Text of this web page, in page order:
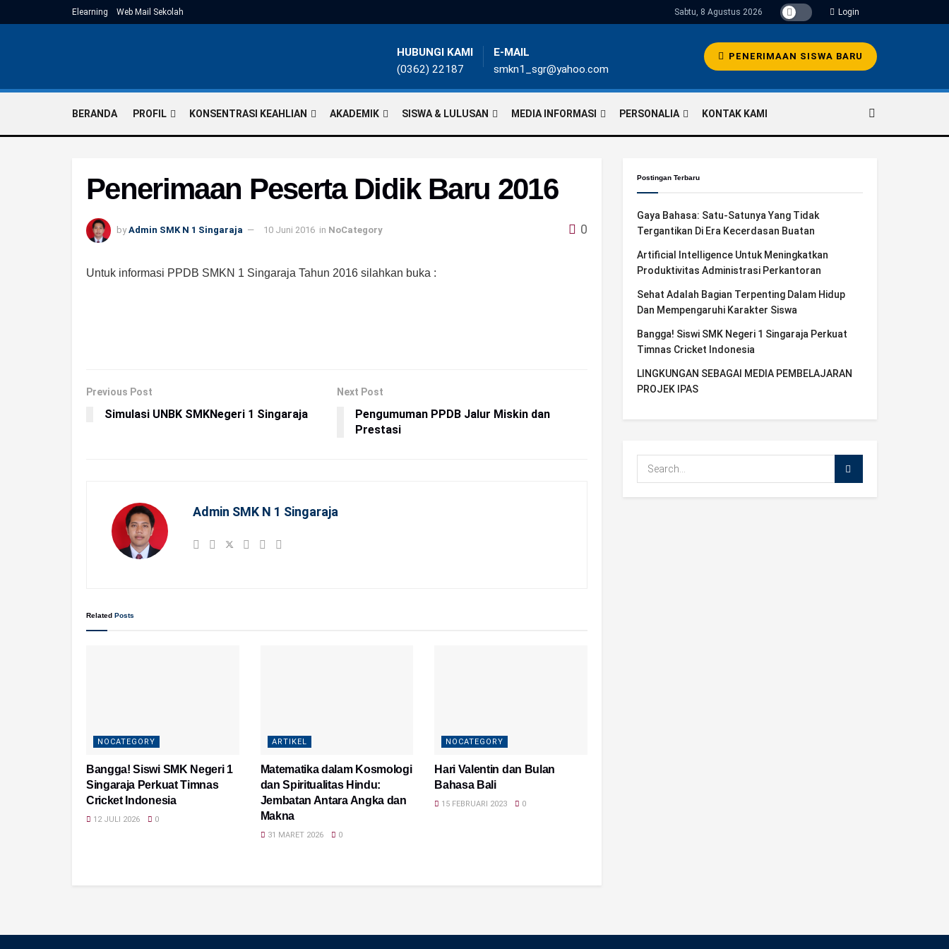
Elearning Web Mail Sekolah Sabtu, 8 Agustus 2026 Login
HUBUNGI KAMI
(0362) 22187
E-MAIL
smkn1_sgr@yahoo.com
PENERIMAAN SISWA BARU
BERANDA PROFIL KONSENTRASI KEAHLIAN AKADEMIK SISWA & LULUSAN MEDIA INFORMASI PERSONALIA KONTAK KAMI
Penerimaan Peserta Didik Baru 2016
by Admin SMK N 1 Singaraja 10 Juni 2016 in NoCategory 0
Untuk informasi PPDB SMKN 1 Singaraja Tahun 2016 silahkan buka :
Previous Post
Simulasi UNBK SMKNegeri 1 Singaraja
Next Post
Pengumuman PPDB Jalur Miskin dan
Prestasi
Admin SMK N 1 Singaraja
Related Posts
NOCATEGORY
Bangga! Siswi SMK Negeri 1
Singaraja Perkuat Timnas
Cricket Indonesia
12 JULI 2026 0
ARTIKEL
Matematika dalam Kosmologi
dan Spiritualitas Hindu:
Jembatan Antara Angka dan
Makna
31 MARET 2026 0
NOCATEGORY
Hari Valentin dan Bulan
Bahasa Bali
15 FEBRUARI 2023 0
Postingan Terbaru
Gaya Bahasa: Satu-Satunya Yang Tidak
Tergantikan Di Era Kecerdasan Buatan
Artificial Intelligence Untuk Meningkatkan
Produktivitas Administrasi Perkantoran
Sehat Adalah Bagian Terpenting Dalam Hidup
Dan Mempengaruhi Karakter Siswa
Bangga! Siswi SMK Negeri 1 Singaraja Perkuat
Timnas Cricket Indonesia
LINGKUNGAN SEBAGAI MEDIA PEMBELAJARAN
PROJEK IPAS